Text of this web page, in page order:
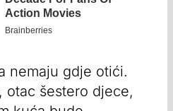
nemaju gdje otići.
otac šestero djece,